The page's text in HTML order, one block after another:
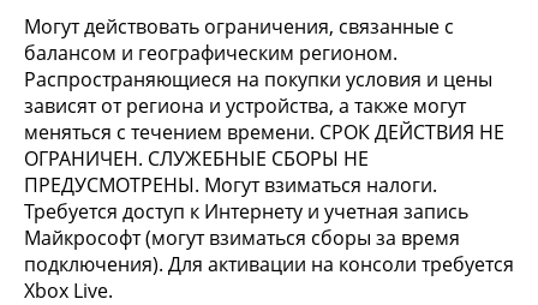
Могут действовать ограничения, связанные с
балансом и географическим регионом.
Распространяющиеся на покупки условия и цены
зависят от региона и устройства, а также могут
меняться с течением времени. СРОК ДЕЙСТВИЯ НЕ
ОГРАНИЧЕН. СЛУЖЕБНЫЕ СБОРЫ НЕ
ПРЕДУСМОТРЕНЫ. Могут взиматься налоги.
Требуется доступ к Интернету и учетная запись
Майкрософт (могут взиматься сборы за время
подключения). Для активации на консоли требуется
Xbox Live.